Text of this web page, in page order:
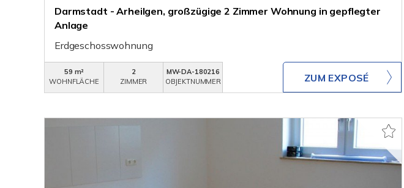
Darmstadt - Arheilgen, großzügige 2 Zimmer Wohnung in gepflegter
Anlage
Erdgeschosswohnung
59 m²
WOHNFLÄCHE
2
ZIMMER
MW-DA-180216
OBJEKTNUMMER
ZUM EXPOSÉ